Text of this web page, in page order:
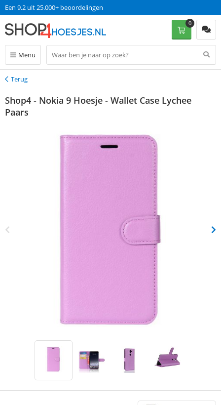
Een 9.2 uit 25.000+ beoordelingen
Menu
0
Terug
Terug
Shop4 - Nokia 9 Hoesje - Wallet Case Lychee
Paars